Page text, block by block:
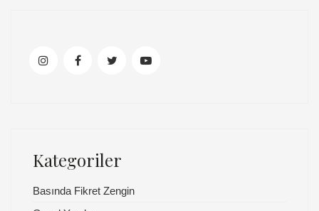
Kategoriler
Basında Fikret Zengin